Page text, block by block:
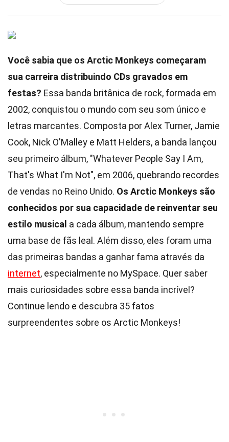
Você sabia que os Arctic Monkeys começaram
sua carreira distribuindo CDs gravados em
festas? Essa banda britânica de rock, formada em
2002, conquistou o mundo com seu som único e
letras marcantes. Composta por Alex Turner, Jamie
Cook, Nick O'Malley e Matt Helders, a banda lançou
seu primeiro álbum, "Whatever People Say I Am,
That's What I'm Not", em 2006, quebrando recordes
de vendas no Reino Unido. Os Arctic Monkeys são
conhecidos por sua capacidade de reinventar seu
estilo musical a cada álbum, mantendo sempre
uma base de fãs leal. Além disso, eles foram uma
das primeiras bandas a ganhar fama através da
internet, especialmente no MySpace. Quer saber
mais curiosidades sobre essa banda incrível?
Continue lendo e descubra 35 fatos
surpreendentes sobre os Arctic Monkeys!